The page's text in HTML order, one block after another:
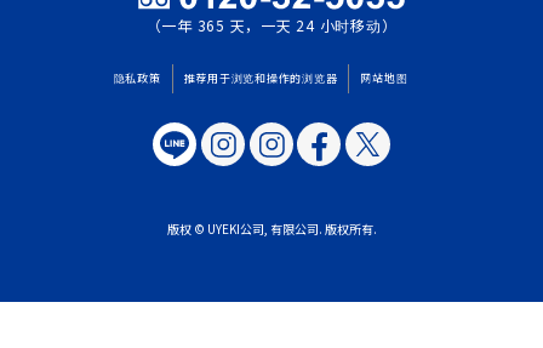
（一年 365 天，一天 24 小时移动）
隐私政策 推荐用于浏览和操作的浏览器 网站地图
版权 © UYEKI公司, 有限公司. 版权所有.